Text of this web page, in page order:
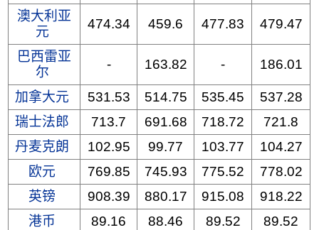
澳大利亚
元
474.34 459.6 477.83 479.47
巴西雷亚
尔
- 163.82 - 186.01
加拿大元 531.53 514.75 535.45
537.28
瑞士法郎
713.7 691.68 718.72
721.8
丹麦克朗
102.95 99.77 103.77
104.27
欧元
769.85 745.93 775.52
778.02
英镑
908.39 880.17 915.08
918.22
港币
89.16 88.46 89.52
89.52